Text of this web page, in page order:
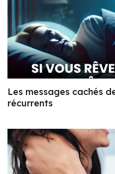
Les messages cachés
récurrents